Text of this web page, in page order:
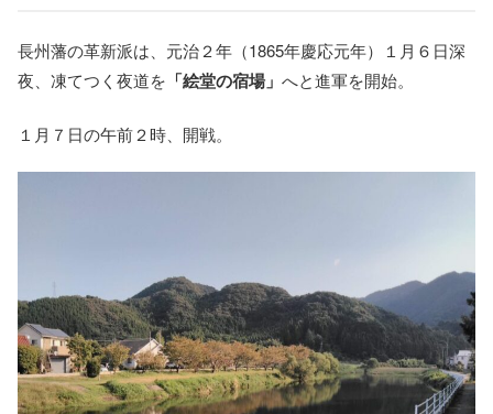
長州藩の革新派は、元治２年（1865年慶応元年）１月６日深
夜、凍てつく夜道を 「絵堂の宿場」 へと進軍を開始。
１月７日の午前２時、開戦。